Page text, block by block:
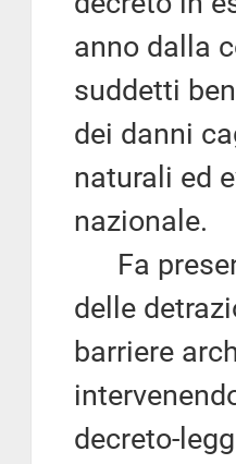
anno dalla
suddetti
dei danni
naturali ed
nazionale.
Fa
delle
barriere
decreto-